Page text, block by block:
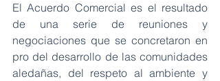
El Acuerdo Comercial es el resultado
de una serie de reuniones y
negociaciones que se concretaron en
pro del desarrollo de las comunidades
aledañas, del respeto al ambiente y